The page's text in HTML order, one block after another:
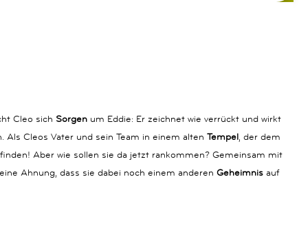
Cleo sich Sorgen um Eddie: Er zeichnet wie verrückt und wirkt
Als Cleos Vater und sein Team in einem alten Tempel, der dem
Aber wie sollen sie da jetzt rankommen? Gemeinsam mit
Ahnung, dass sie dabei noch einem anderen Geheimnis auf